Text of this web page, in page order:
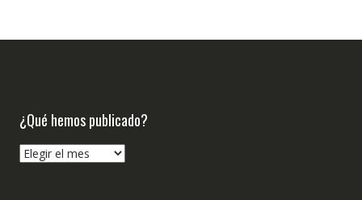
¿Qué hemos publicado?
¿Qué